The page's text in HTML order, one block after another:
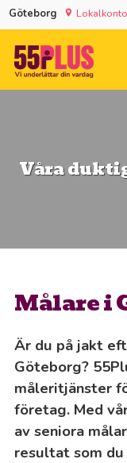
Göteborg
Våra
Målare i
Är du på jakt
Göteborg?
måleritjänster
företag. Med
av seniora
resultat som du